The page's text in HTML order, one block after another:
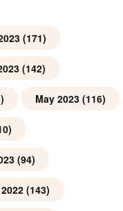
(171)
(142)
May 2023 (116)
(94)
(143)